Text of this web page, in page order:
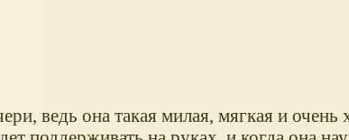
ведь она такая милая, мягкая и очень